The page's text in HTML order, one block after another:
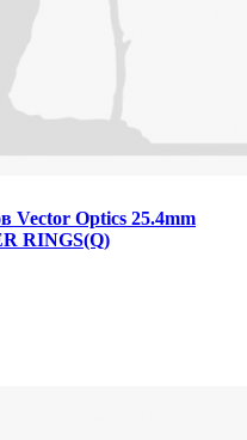
Vector Optics 25.4mm
RINGS(Q)